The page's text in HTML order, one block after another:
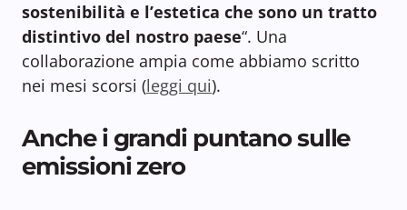
sostenibilità e l’estetica che sono un tratto
distintivo del nostro paese“. Una
collaborazione ampia come abbiamo scritto
nei mesi scorsi (leggi qui).
Anche i grandi puntano sulle
emissioni zero